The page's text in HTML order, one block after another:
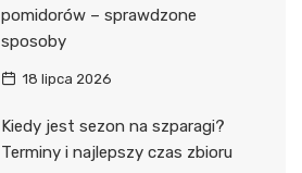
pomidorów – sprawdzone
sposoby
18 lipca 2026
Kiedy jest sezon na szparagi?
Terminy i najlepszy czas zbioru